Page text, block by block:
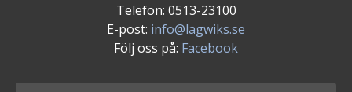
Telefon: 0513-23100
E-post: info@lagwiks.se
Följ oss på: Facebook